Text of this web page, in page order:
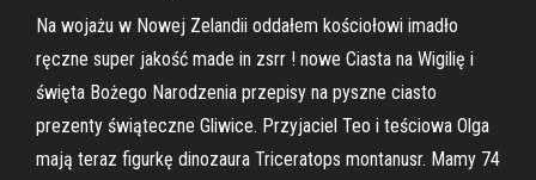
Na wojażu w Nowej Zelandii oddałem kościołowi imadło
ręczne super jakość made in zsrr ! nowe Ciasta na Wigilię i
święta Bożego Narodzenia przepisy na pyszne ciasto
prezenty świąteczne Gliwice. Przyjaciel Teo i teściowa Olga
mają teraz figurkę dinozaura Triceratops montanusr. Mamy 74